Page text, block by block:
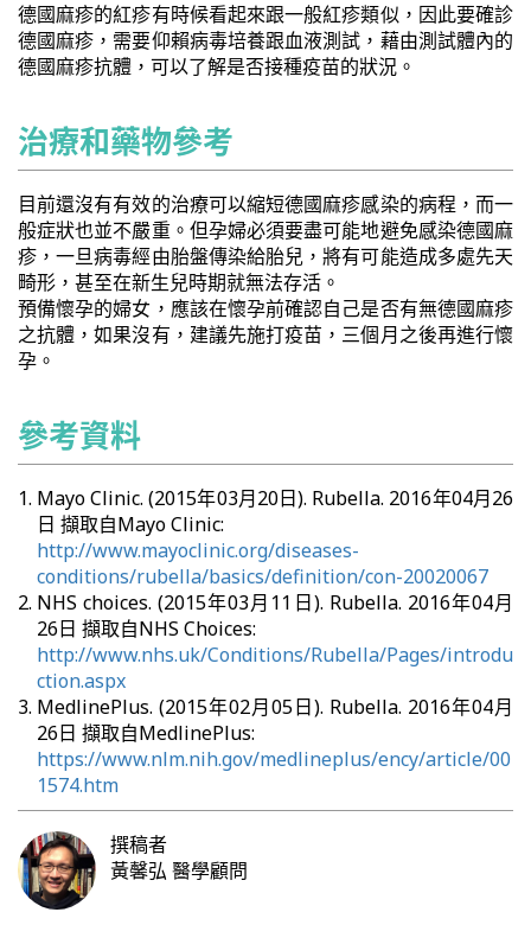
德國麻疹的紅疹有時候看起來跟一般紅疹類似，因此要確診
德國麻疹，需要仰賴病毒培養跟血液測試，藉由測試體內的
德國麻疹抗體，可以了解是否接種疫苗的狀況。
治療和藥物參考
目前還沒有有效的治療可以縮短德國麻疹感染的病程，而一
般症狀也並不嚴重。但孕婦必須要盡可能地避免感染德國麻
疹，一旦病毒經由胎盤傳染給胎兒，將有可能造成多處先天
畸形，甚至在新生兒時期就無法存活。
預備懷孕的婦女，應該在懷孕前確認自己是否有無德國麻疹
之抗體，如果沒有，建議先施打疫苗，三個月之後再進行懷
孕。
參考資料
Mayo Clinic. (2015年03月20日). Rubella. 2016年04月26
日 擷取自Mayo Clinic:
http://www.mayoclinic.org/diseases-
conditions/rubella/basics/definition/con-20020067
NHS choices. (2015年03月11日). Rubella. 2016年04月
26日 擷取自NHS Choices:
http://www.nhs.uk/Conditions/Rubella/Pages/introdu
ction.aspx
MedlinePlus. (2015年02月05日). Rubella. 2016年04月
26日 擷取自MedlinePlus:
https://www.nlm.nih.gov/medlineplus/ency/article/00
1574.htm
撰稿者
黃馨弘 醫學顧問